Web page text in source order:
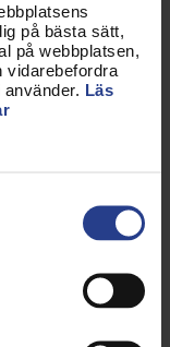
på bästa sätt,
på webbplatsen,
vidarebefordra
Läs